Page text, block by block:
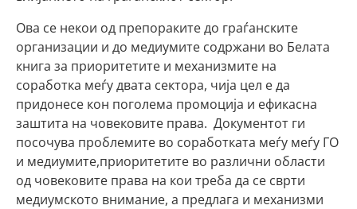
Ова се некои од препораките до граѓанските
организации и до медиумите содржани во Белата
книга за приоритетите и механизмите на
соработка меѓу двата сектора, чија цел е да
придонесе кон поголема промоција и ефикасна
заштита на човековите права. Документот ги
посочува проблемите во соработката меѓу меѓу ГО
и медиумите,приоритетите во различни области
од човековите права на кои треба да се сврти
медиумското внимание, а предлага и механизми